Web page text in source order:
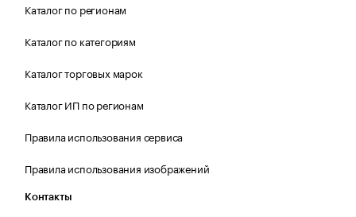
Каталог по регионам
Каталог по категориям
Каталог торговых марок
Каталог ИП по регионам
Правила использования сервиса
Правила использования изображений
Контакты